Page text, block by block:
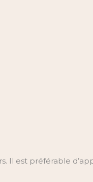
Il est préférable